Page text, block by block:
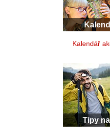
Kalendář
Tipy